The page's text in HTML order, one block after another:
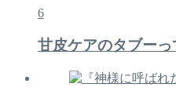
6
甘皮ケアのタブーっ